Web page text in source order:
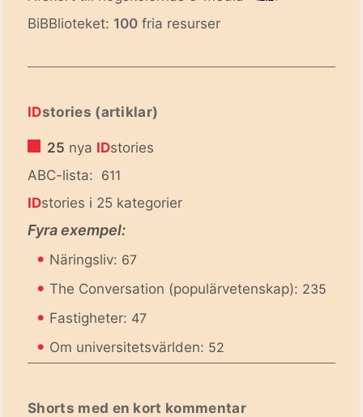
BiBBlioteket: 100 fria resurser
IDstories (artiklar)
25 nya IDstories
ABC-lista: 611
IDstories i 25 kategorier
Fyra exempel:
• Näringsliv: 67
• The Conversation (populärvetenskap): 235
• Fastigheter: 47
• Om universitetsvärlden: 52
Shorts med en kort kommentar